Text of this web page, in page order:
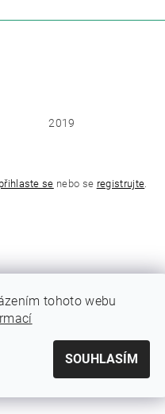
2019
přihlaste se nebo se registrujte.
tohoto webu
SOUHLASÍM